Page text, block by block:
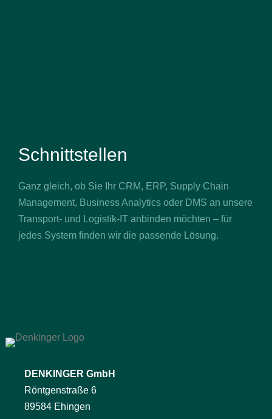
Schnittstellen
Ganz gleich, ob Sie Ihr CRM, ERP, Supply Chain
Management, Business Analytics oder DMS an unsere
Transport- und Logistik-IT anbinden möchten – für
jedes System finden wir die passende Lösung.
DENKINGER GmbH
Röntgenstraße 6
89584 Ehingen